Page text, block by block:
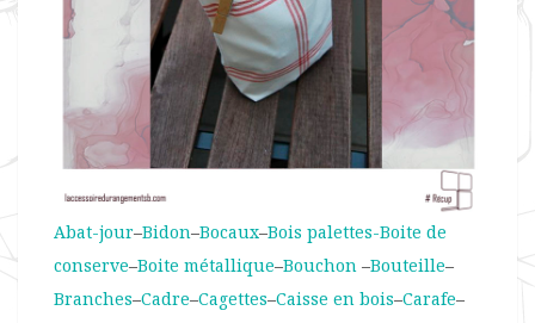
Abat-jour–Bidon–Bocaux–Bois palettes-Boite de
conserve–Boite métallique–Bouchon –Bouteille–
Branches–Cadre–Cagettes–Caisse en bois–Carafe–